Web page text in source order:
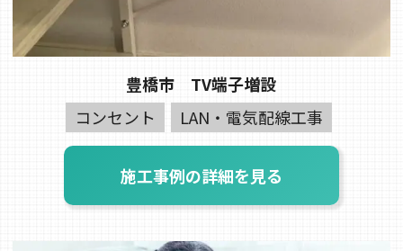
豊橋市 TV端子増設
コンセント
LAN・電気配線工事
施工事例の詳細を見る